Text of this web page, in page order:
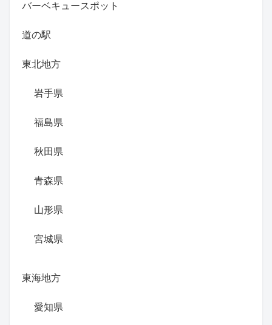
バーベキュースポット
道の駅
東北地方
岩手県
福島県
秋田県
青森県
山形県
宮城県
東海地方
愛知県